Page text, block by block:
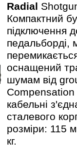
Radial
Компактний
підключення
педальборді,
оснащений
шумам від
Compensation
кабельні
сталевого
розміри: 115
кг.